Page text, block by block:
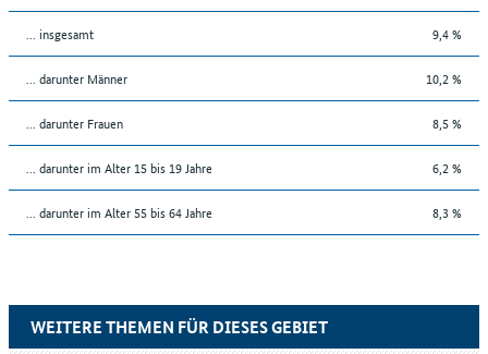
... insgesamt 9,4 %
... darunter Männer 10,2 %
... darunter Frauen 8,5 %
... darunter im Alter 15 bis 19 Jahre 6,2 %
... darunter im Alter 55 bis 64 Jahre 8,3 %
WEITERE THEMEN FÜR DIESES GEBIET